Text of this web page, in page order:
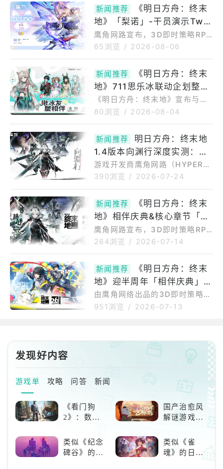
新闻推荐
《明日方舟：终末
地》「梨诺」-干员演示Twin
kle-twinkle！新的演出就要
开始啦！
鹰角网路宣布，3D即时策略RPG
《明日方舟：终末地》的全新版
终末地》的游戏内容，带来全新
区域「应龙关」、「北部禁区」
全新剧情，以及两位全新干员
「诀」与「梨诺」。8月9日更新
后全新干员「梨诺」将限定UP开
「诀」。//梨诺-干员演示「Twi
nkle-twinkle！新的演出就要开
始啦！」梨诺，一位来自环塔商
会的新锐偶像，自
65浏览 / 2026-08-06
新闻推荐
《明日方舟：终末
地》711思乐冰联动企划整理
周边采「OPENPOINT点数
加购」预购制
《明日方舟：终末地》宣布与超
商7-ELEVEN思乐冰推出联动企
思乐冰机之7-ELEVEN门市展
开。联动杯身活动期间，购买思
乐冰即可获得《明日方舟：终末
地》限定联动杯身，共4款设计
尺寸思乐冰，即可获得《明日方
舟：终末地》限定虚宝序号一
份，序号随结帐收据（小白单）
送出。*联动杯
80浏览 / 2026-08-04
新闻推荐
明日方舟：终末地
1.4版本向渊行深度实测：最
大规模地图扩展首位双形态干
员「诀」策略解析
游戏开发商鹰角网路（HYPERG
RYPH）所开发的3D即时策略RP
改版内容除了推出全新干员
「诀」，并以她为基础推进围绕
在武陵地区剧情章节，同时迎来
游戏上线后最大规模的地图扩
展。另外「集成工业系统」也有
活动，一起来看看这次的丰富内
容吧！全新区域与剧情更新在本
次「向渊行」版本中，时空来到
了无数武陵人因「甚大裂隙
390浏览 / 2026-07-24
新闻推荐
《明日方舟：终末
地》相伴庆典&核心章节「向
渊行」版本PV与相伴庆典印
象曲「Vermilion」公开
鹰角网路宣布，3D即时策略RPG
《明日方舟：终末地》的全新版
日方舟：终末地》的游戏内容，
带来全新区域「应龙关」、「北
部禁区」全新剧情，以及两位全
新干员「诀」与「梨诺」。同
时，官方也将持续回应玩家社群
地》相伴庆典&核心章节「向渊
264浏览 / 2026-07-14
新闻推荐
《明日方舟：终末
地》迎半周年「相伴庆典」，
全新版本「向渊行」7月16日
开启
由鹰角网络出品的3D即时策略R
PG《明日方舟：终末地》于今日
地区剧情的全新章节展开，并推
出上线以来规模最大的地图扩
「诀」与「梨诺」，同时「集成
工业系统」也迎来大规模更新，
推出一系列常驻与限时活动，以
及半周年庆典福利！全新章节
「向渊行」版本PV：全新区域及
中，《明
951浏览 / 2026-07-13
发现好内容
游戏单 攻略 问答 新闻
《看门狗
2》：数字
狂欢
国产治愈风
解谜游戏
丘》
类似《纪念
碑谷》的解
类似《雀
魂》的日系